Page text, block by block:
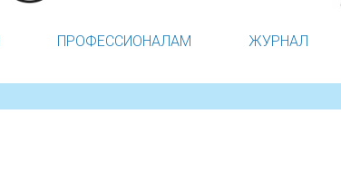
ПРОФЕССИОНАЛАМ ЖУРНАЛ